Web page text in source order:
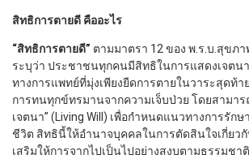
สิทธิการตายดี คืออะไร
“สิทธิการตายดี” ตามมาตรา 12 ของ พ.ร.บ.สุขภ
ระบุว่า ประชาชนทุกคนมีสิทธิในการแสดงเจตน
ทางการแพทย์ที่มุ่งเพียงยืดการตายในวาระสุดท้า
การทนทุกข์ทรมานจากความเจ็บป่วย โดยสามาร
เจตนา” (Living Will) เพื่อกำหนดแนวทางการรัก
ชีวิต สิทธินี้ให้อำนาจบุคคลในการตัดสินใจเกี่ยว
เสริมให้การจากไปเป็นไปอย่างสงบตามธรรมชา